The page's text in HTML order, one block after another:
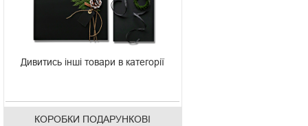
Дивитись інші товари в категорії
КОРОБКИ ПОДАРУНКОВІ